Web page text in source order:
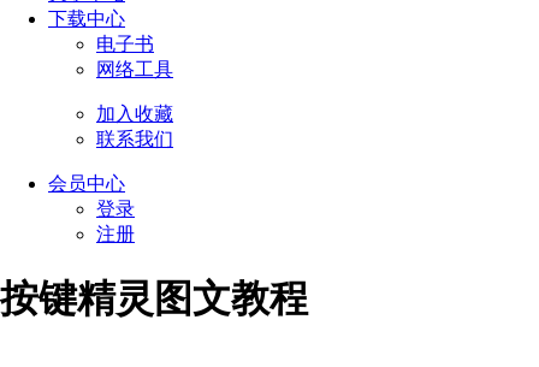
下载中心
电子书
网络工具
加入收藏
联系我们
会员中心
登录
注册
按键精灵图文教程